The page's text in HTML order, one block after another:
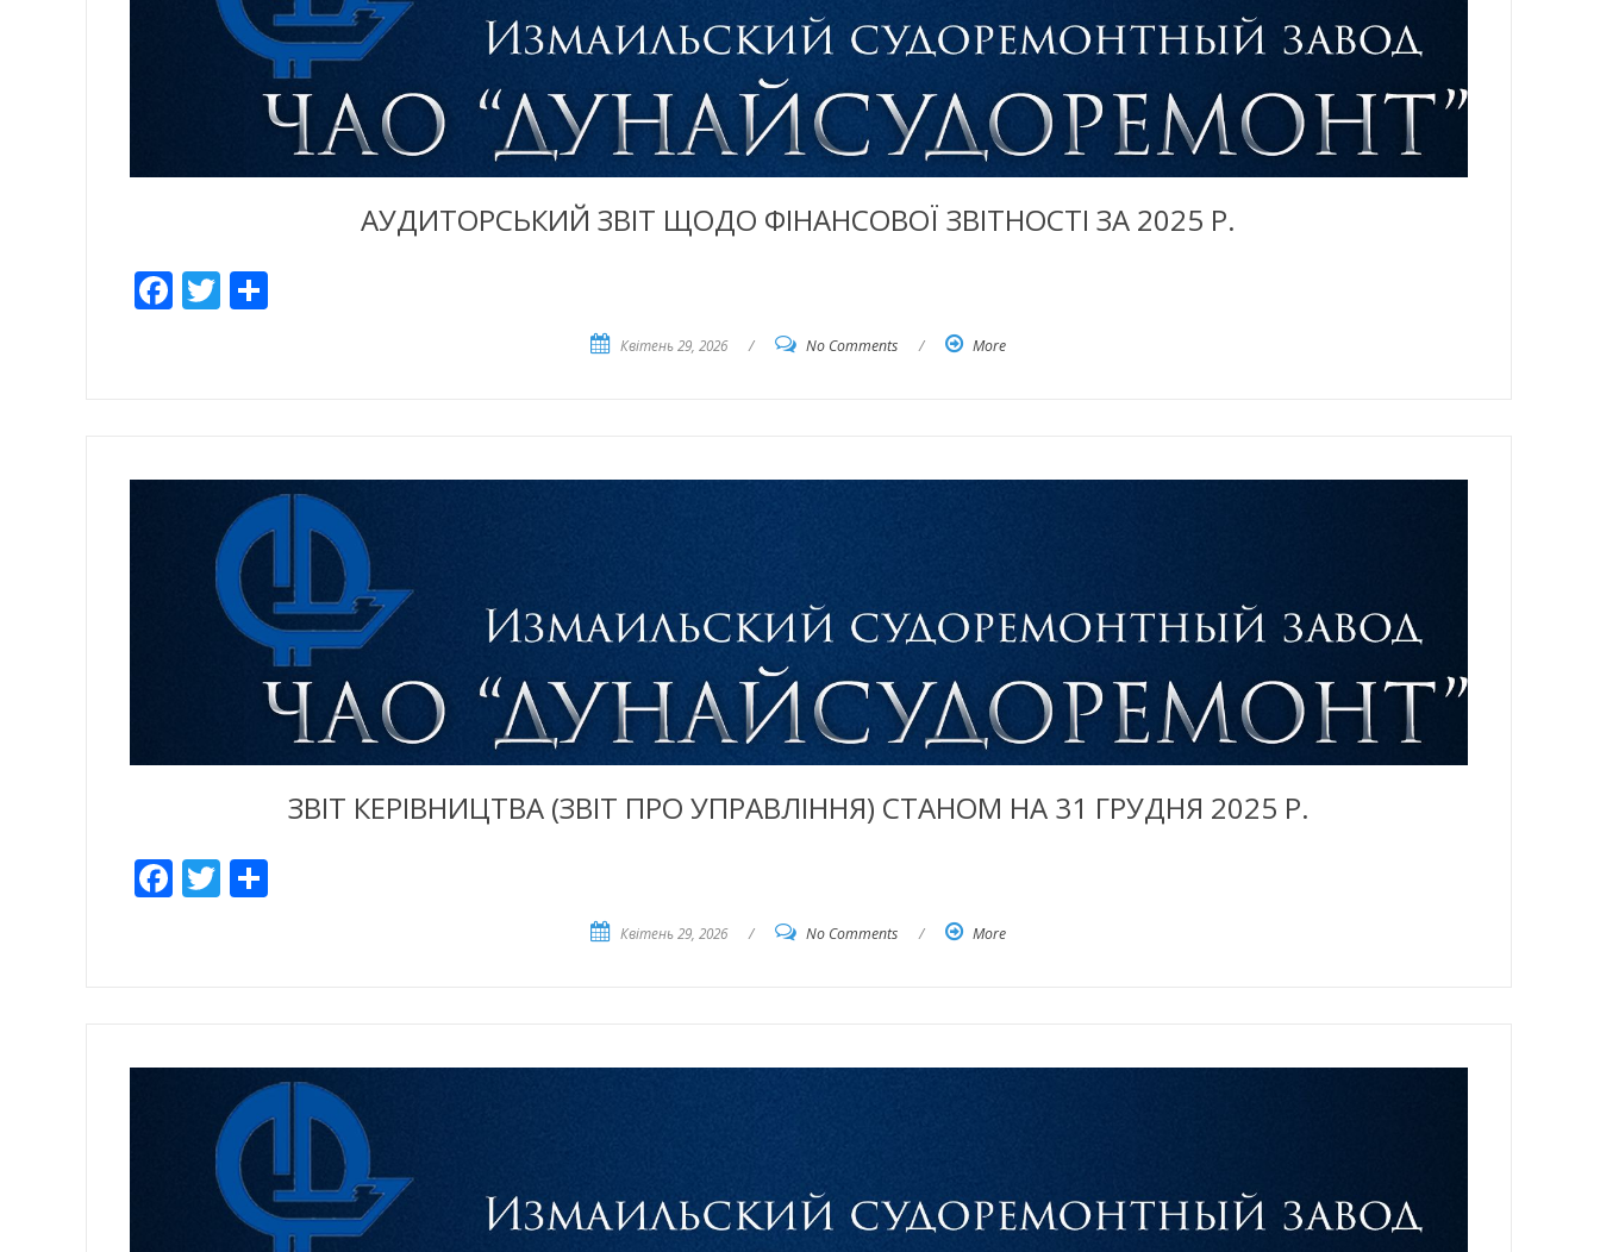
АУДИТОРСЬКИЙ ЗВІТ ЩОДО ФІНАНСОВОЇ ЗВІТНОСТІ ЗА 2025 Р.
Facebook
Twitter
Share
Квітень 29, 2026 / No Comments / More
ЗВІТ КЕРІВНИЦТВА (ЗВІТ ПРО УПРАВЛІННЯ) СТАНОМ НА 31 ГРУДНЯ 2025 Р.
Facebook
Twitter
Share
Квітень 29, 2026 / No Comments / More